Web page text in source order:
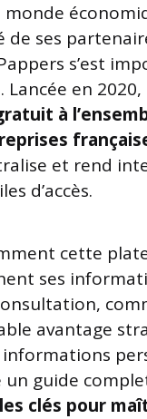
monde
de ses
s’est
Lancée en
à
et rend
d’accès.
cette
ses
avantage
un guide
clés pour